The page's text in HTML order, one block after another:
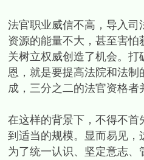
法官职业威信不高，导入
资源的能量不大，甚至害
关树立权威创造了机会。
恩，就是要提高法院和法
成，三分之二的法官资格
在这样的背景下，不得不
到适当的规模。显而易见
为了统一认识、坚定意志